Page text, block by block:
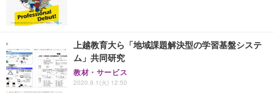
上越教育大ら「地域課題解決型の学習基盤システ
ム」共同研究
教材・サービス
2020.9.1(火) 12:50